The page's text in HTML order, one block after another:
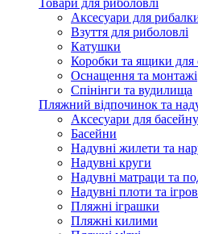
Товари для риболовлі
Аксесуари для
Взуття для риболовлі
Катушки
Коробки та ящики для
Оснащення та монтажі
Спінінги та вудилища
Пляжний відпочинок та
Аксесуари для басейну
Басейни
Надувні жилети та
Надувні круги
Надувні матраци та
Надувні плоти та
Пляжні іграшки
Пляжні килими